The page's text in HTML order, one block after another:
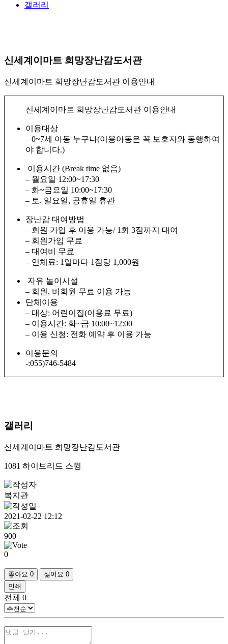
갤러리
신세계이마트 희망장난감도서관
신세계이마트 희망장난감도서관 이용안내
신세계이마트 희망장난감도서관 이용안내
이용대상
– 0~7세 아동 누구나(이용아동은 꼭 보호자와 동행하여
야 합니다.)
이용시간 (Break time 없음)
– 월요일 12:00~17:30
– 화~금요일 10:00~17:30
– 토. 일요일, 공휴일 휴관
장난감 대여방법
– 회원 가입 후 이용 가능/ 1회 3점까지 대여
– 회원가입 무료
– 대여비 무료
– 연체료: 1일마다 1점당 1,000원
자유 놀이시설
– 회원, 비회원 무료 이용 가능
단체이용
– 대상: 어린이집(이용료 무료)
– 이용시간: 화~금 10:00~12:00
– 이용 신청: 전화 예약 후 이용 가능
이용문의
-:055)746-5484
갤러리
신세계이마트 희망장난감도서관
1081 하이브리드 스윙
복지관
2021-02-22 12:12
900
0
좋아요 0 싫어요 0
인쇄
전체 0